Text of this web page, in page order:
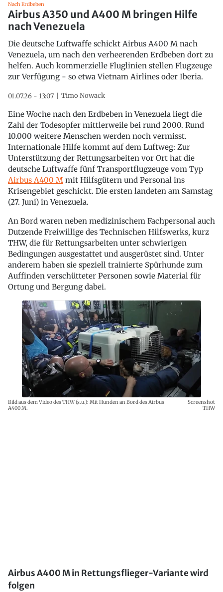
Nach Erdbeben
Airbus A350 und A400 M bringen Hilfe
nach Venezuela
Die deutsche Luftwaffe schickt Airbus A400 M nach
Venezuela, um nach den verheerenden Erdbeben dort zu
helfen. Auch kommerzielle Fluglinien stellen Flugzeuge
zur Verfügung - so etwa Vietnam Airlines oder Iberia.
01.07.26 - 13:07 Timo Nowack
Eine Woche nach den Erdbeben in Venezuela liegt die
Zahl der Todesopfer mittlerweile bei rund 2000. Rund
10.000 weitere Menschen werden noch vermisst.
Internationale Hilfe kommt auf dem Luftweg: Zur
Unterstützung der Rettungsarbeiten vor Ort hat die
deutsche Luftwaffe fünf Transportflugzeuge vom Typ
Airbus A400 M mit Hilfsgütern und Personal ins
Krisengebiet geschickt. Die ersten landeten am Samstag
(27. Juni) in Venezuela.
An Bord waren neben medizinischem Fachpersonal auch
Dutzende Freiwillige des Technischen Hilfswerks, kurz
THW, die für Rettungsarbeiten unter schwierigen
Bedingungen ausgestattet und ausgerüstet sind. Unter
anderem haben sie speziell trainierte Spürhunde zum
Auffinden verschütteter Personen sowie Material für
Ortung und Bergung dabei.
Bild aus dem Video des THW (s.u.): Mit Hunden an Bord des Airbus
A400 M.
Screenshot
THW
Airbus A400 M in Rettungsflieger-Variante wird
folgen